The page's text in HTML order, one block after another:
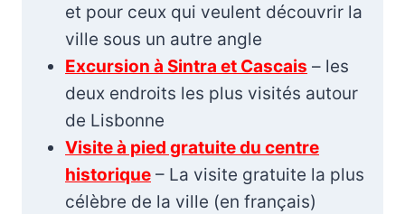
et pour ceux qui veulent découvrir la
ville sous un autre angle
Excursion à Sintra et Cascais – les
deux endroits les plus visités autour
de Lisbonne
Visite à pied gratuite du centre
historique – La visite gratuite la plus
célèbre de la ville (en français)